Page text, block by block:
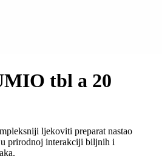
tbl a 20
ljekoviti preparat nastao
prirodnoj interakciji biljnih i